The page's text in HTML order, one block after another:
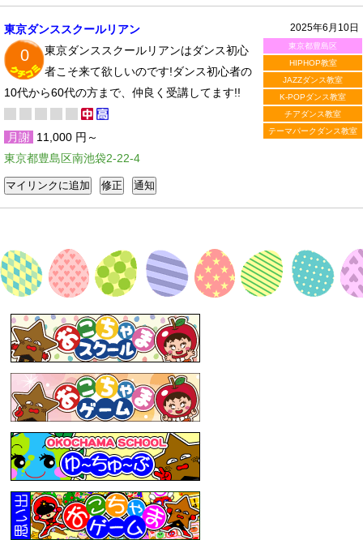
2025年6月10日
東京都豊島区
HIPHOP教室
JAZZダンス教室
K-POPダンス教室
チアダンス教室
テーマパークダンス教室
東京ダンススクールリアン
0
東京ダンススクールリアンはダンス初心
者こそ来て欲しいのです!ダンス初心者の
10代から60代の方まで、仲良く受講してます!!
月謝 11,000 円～
東京都豊島区南池袋2-22-4